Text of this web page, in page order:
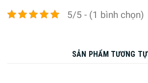
sấy:
5/5 - (1 bình chọn)
SẢN PHẨM TƯƠNG TỰ